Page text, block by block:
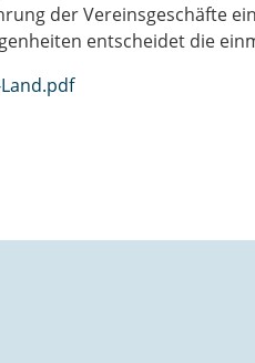
der Vereinsgeschäfte
entscheidet die